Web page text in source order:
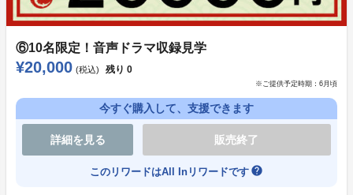
・カミウタPを交えてのミーティング
⑥10名限定！音声ドラマ収録見学
¥20,000 (税込) 残り 0
※ご提供予定時期： 6月頃
今すぐ購入して、支援できます
詳細を見る 販売終了
このリワードはAll Inリワードです help